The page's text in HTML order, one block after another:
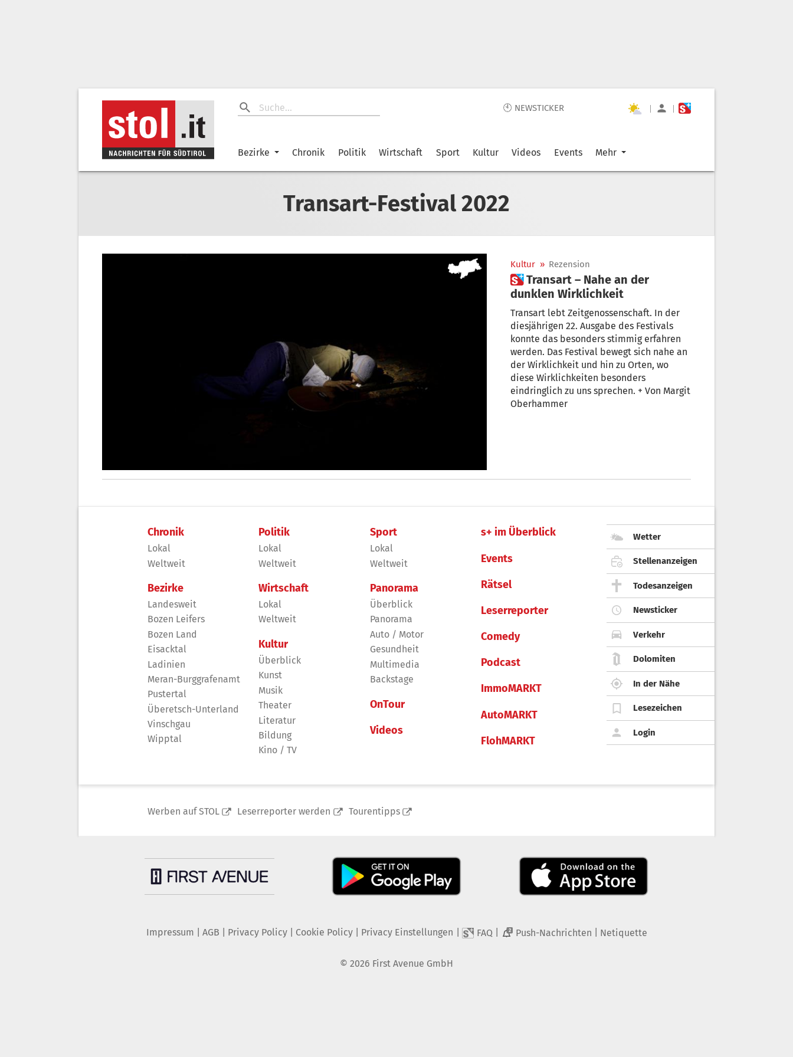
🕙 NEWSTICKER | |
Bezirke Chronik Politik Wirtschaft Sport Kultur Videos Events Mehr
Transart-Festival 2022
Kultur » Rezension
 Transart – Nahe an der
dunklen Wirklichkeit
Transart lebt Zeitgenossenschaft. In der
diesjährigen 22. Ausgabe des Festivals
konnte das besonders stimmig erfahren
werden. Das Festival bewegt sich nahe an
der Wirklichkeit und hin zu Orten, wo
diese Wirklichkeiten besonders
eindringlich zu uns sprechen. + Von Margit
Oberhammer
Chronik
Lokal
Weltweit
Bezirke
Landesweit
Bozen Leifers
Bozen Land
Eisacktal
Ladinien
Meran-Burggrafenamt
Pustertal
Überetsch-Unterland
Vinschgau
Wipptal
Politik
Lokal
Weltweit
Wirtschaft
Lokal
Weltweit
Kultur
Überblick
Kunst
Musik
Theater
Literatur
Bildung
Kino / TV
Sport
Lokal
Weltweit
Panorama
Überblick
Panorama
Auto / Motor
Gesundheit
Multimedia
Backstage
OnTour
Videos
s+ im Überblick
Events
Rätsel
Leserreporter
Comedy
Podcast
ImmoMARKT
AutoMARKT
FlohMARKT
Wetter
Stellenanzeigen
Todesanzeigen
Newsticker
Verkehr
Dolomiten
In der Nähe
Lesezeichen
Login
Werben auf STOL Leserreporter werden Tourentipps
Impressum AGB Privacy Policy| Cookie Policy| Privacy Einstellungen FAQ 2 Push-Nachrichten Netiquette
© 2026 First Avenue GmbH